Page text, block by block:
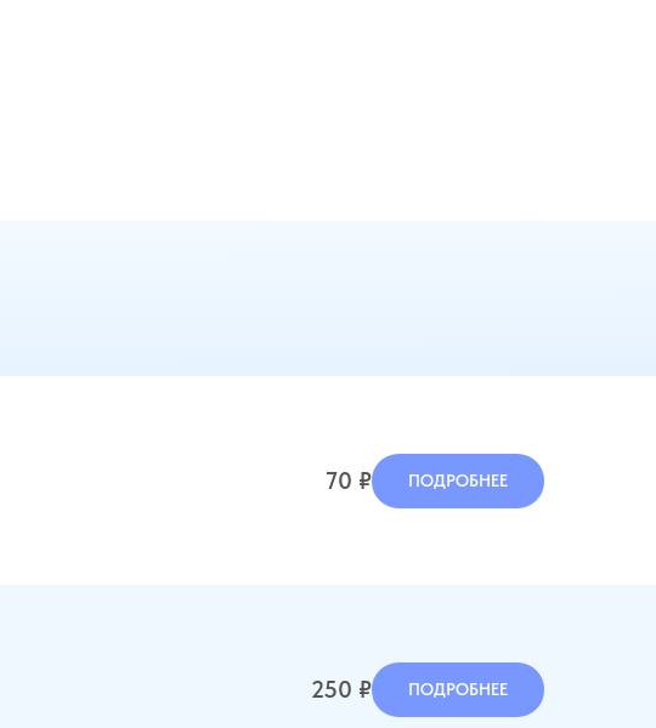
70 ₽ ПОДРОБНЕЕ
250 ₽ ПОДРОБНЕЕ